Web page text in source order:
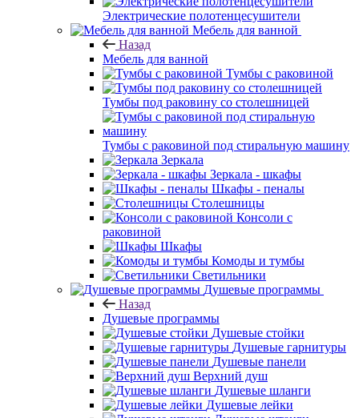
Электрические полотенцесушители
Мебель для ванной
Назад
Мебель для ванной
Тумбы с раковиной
Тумбы под раковину со столешницей
Тумбы с раковиной под стиральную машину
Зеркала
Зеркала - шкафы
Шкафы - пеналы
Столешницы
Консоли с
раковиной
Шкафы
Комоды и тумбы
Светильники
Душевые программы
Назад
Душевые программы
Душевые стойки
Душевые гарнитуры
Душевые панели
Верхний душ
Душевые шланги
Душевые лейки